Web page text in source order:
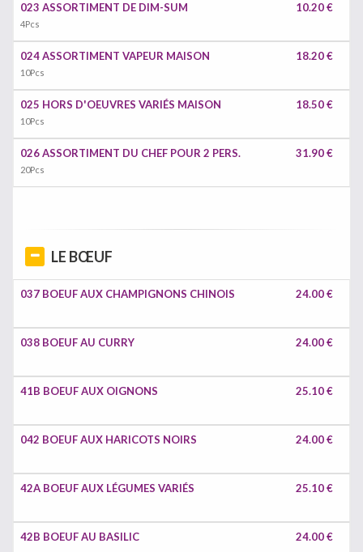
023 ASSORTIMENT DE DIM-SUM
4Pcs
10.20 €
024 ASSORTIMENT VAPEUR MAISON
10Pcs
18.20 €
025 HORS D'OEUVRES VARIÉS MAISON
10Pcs
18.50 €
026 ASSORTIMENT DU CHEF POUR 2 PERS.
20Pcs
31.90 €
LE BŒUF
037 BOEUF AUX CHAMPIGNONS CHINOIS 24.00 €
038 BOEUF AU CURRY 24.00 €
41B BOEUF AUX OIGNONS 25.10 €
042 BOEUF AUX HARICOTS NOIRS 24.00 €
42A BOEUF AUX LÉGUMES VARIÉS 25.10 €
42B BOEUF AU BASILIC 24.00 €